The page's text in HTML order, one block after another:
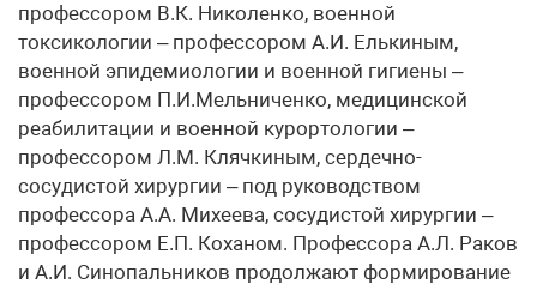
профессором В.К. Николенко, военной
токсикологии – профессором А.И. Елькиным,
военной эпидемиологии и военной гигиены –
профессором П.И.Мельниченко, медицинской
реабилитации и военной курортологии –
профессором Л.М. Клячкиным, сердечно-
сосудистой хирургии – под руководством
профессора А.А. Михеева, сосудистой хирургии –
профессором Е.П. Коханом. Профессора А.Л. Раков
и А.И. Синопальников продолжают формирование